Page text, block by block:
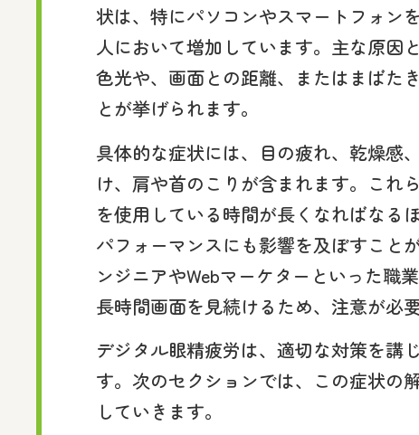
状は、特にパソコンやスマートフォン
人において増加しています。主な原因
色光や、画面との距離、またはまばた
とが挙げられます。
具体的な症状には、目の疲れ、乾燥感
け、肩や首のこりが含まれます。これ
を使用している時間が長くなればなる
パフォーマンスにも影響を及ぼすこと
ンジニアやWebマーケターといった職
長時間画面を見続けるため、注意が必要
デジタル眼精疲労は、適切な対策を講
す。次のセクションでは、この症状の
していきます。